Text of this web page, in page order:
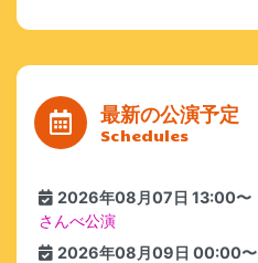
最新の公演予定
Schedules
2026年08月07日 13:00〜
さんべ公演
2026年08月09日 00:00〜